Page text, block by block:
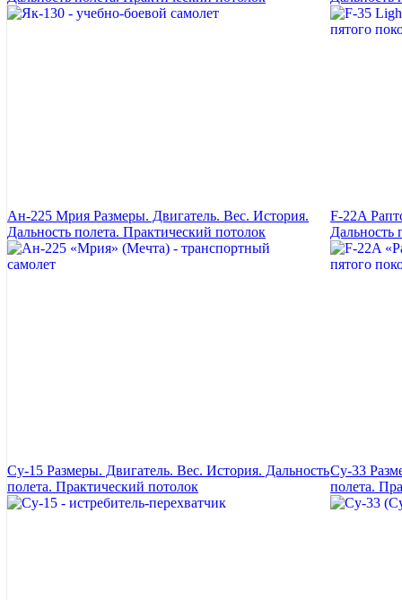
Ан-225 Мрия Размеры. Двигатель. Вес. История.
Дальность полета. Практический потолок
F-22A
Дальность
Су-15 Размеры. Двигатель. Вес. История. Дальность
полета. Практический потолок
Су-33
полета.